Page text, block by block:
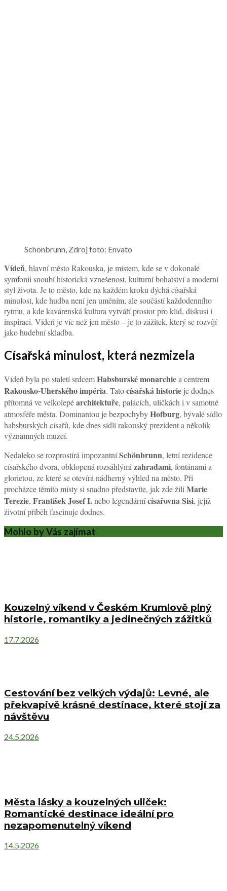
Schonbrunn, Zdroj foto: Envato
Vídeň, hlavní město Rakouska, je místem, kde se v dokonalé
symfonii snoubí historická vznešenost, kulturní bohatství a moderní
styl života. Je to město, kde na každém kroku dýchá císařská
minulost, kde hudba není jen uměním, ale součástí každodenního
rytmu, a kde kavárenská kultura vytváří prostor pro klid, diskusi i
inspiraci. Vídeň je víc než jen město – je to zážitek, který se rozvíjí
jako hudební skladba.
Císařská minulost, která nezmizela
Vídeň byla po staletí srdcemHabsburské monarchiea centrem
Rakousko-Uherského impéria. Tatocísařská historie je dodnes
přítomná ve velkolepéarchitektuře, palácích, uličkách i v samotné
atmosféře města. Dominantou je bezpochybyHofburg, bývalé sídlo
habsburských císařů, kde dnes sídlí rakouský prezident a několik
významných muzeí.
Nedaleko se rozprostírá impozantníSchönbrunn, letní rezidence
císařského dvora, obklopená rozsáhlými zahradami, fontánami a
glorietou, ze které se otevírá nádherný výhled na město. Při
procházce těmito místy si snadno představíte, jak zde žili Marie
Terezie, František Josef I.nebo legendárnícísařovna Sisi, jejíž
životní příběh fascinuje dodnes.
Mohlo by Vás zajímat
Kouzelný víkend v Českém Krumlově plný
historie, romantiky a jedinečných zážitků
17.7.2026
Cestování bez velkých výdajů: Levné, ale
překvapivě krásné destinace, které stojí za
návštěvu
24.5.2026
Města lásky a kouzelných uliček:
Romantické destinace ideální pro
nezapomenutelný víkend
14.5.2026